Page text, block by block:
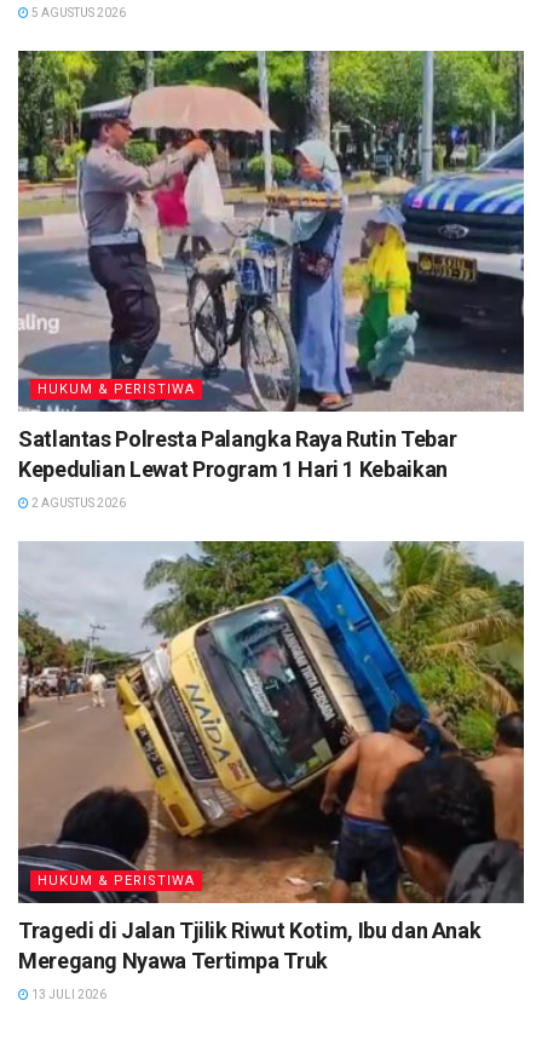
5 AGUSTUS 2026
HUKUM & PERISTIWA
Satlantas Polresta Palangka Raya Rutin Tebar
Kepedulian Lewat Program 1 Hari 1 Kebaikan
2 AGUSTUS 2026
HUKUM & PERISTIWA
Tragedi di Jalan Tjilik Riwut Kotim, Ibu dan Anak
Meregang Nyawa Tertimpa Truk
13 JULI 2026